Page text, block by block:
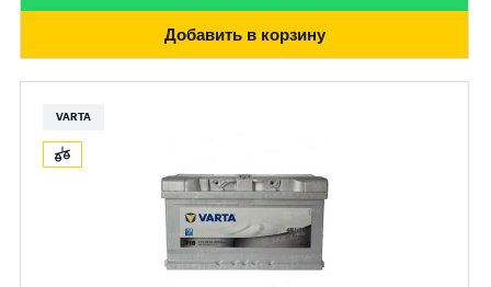
Добавить в корзину
VARTA